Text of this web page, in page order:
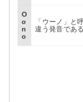
O
o
n
o
「ウーノ」と
違う発音であ